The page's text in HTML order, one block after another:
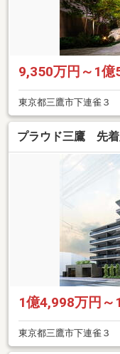
9,350万円～1億
東京都三鷹市下連雀３
プラウド三鷹 先
1億4,998万円
東京都三鷹市下連雀３